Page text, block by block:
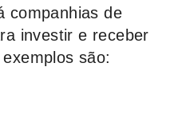
companhias de
investir e receber
são: